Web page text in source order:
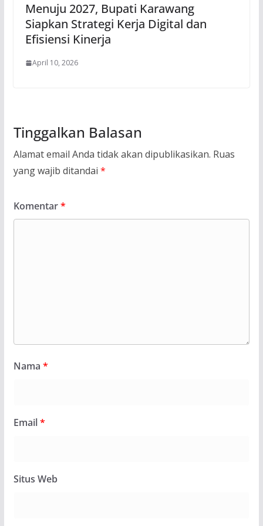
Menuju 2027, Bupati Karawang
Siapkan Strategi Kerja Digital dan
Efisiensi Kinerja
April 10, 2026
Tinggalkan Balasan
Alamat email Anda tidak akan dipublikasikan. Ruas
yang wajib ditandai *
Komentar*
Nama *
Email*
Situs Web